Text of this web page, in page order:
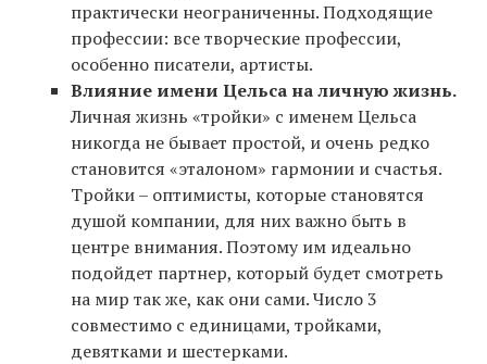
практически неограниченны. Подходящие
профессии: все творческие профессии,
особенно писатели, артисты.
Влияние имени Цельса на личную жизнь.
Личная жизнь «тройки» с именем Цельса
никогда не бывает простой, и очень редко
становится «эталоном» гармонии и счастья.
Тройки – оптимисты, которые становятся
душой компании, для них важно быть в
центре внимания. Поэтому им идеально
подойдет партнер, который будет смотреть
на мир так же, как они сами. Число 3
совместимо с единицами, тройками,
девятками и шестерками.